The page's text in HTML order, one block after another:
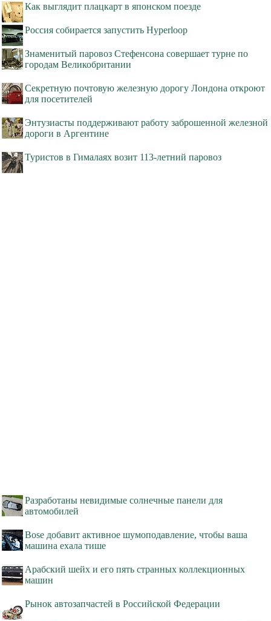
Как выглядит плацкарт в японском поезде
Россия собирается запустить Hyperloop
Знаменитый паровоз Стефенсона совершает турне по
городам Великобритании
Секретную почтовую железную дорогу Лондона откроют
для посетителей
Энтузиасты поддерживают работу заброшенной железной
дороги в Аргентине
Туристов в Гималаях возит 113-летний паровоз
Разработаны невидимые солнечные панели для
автомобилей
Bose добавит активное шумоподавление, чтобы ваша
машина ехала тише
Арабский шейх и его пять странных коллекционных
машин
Рынок автозапчастей в Российской Федерации